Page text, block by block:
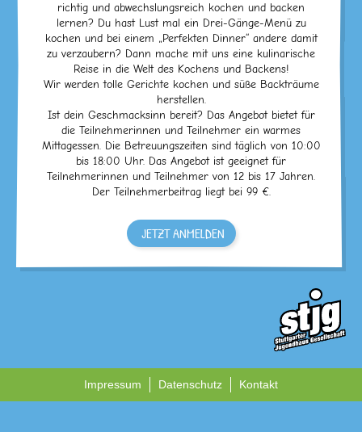
richtig und abwechslungsreich kochen und backen
lernen? Du hast Lust mal ein Drei-Gänge-Menü zu
kochen und bei einem „Perfekten Dinner“ andere damit
zu verzaubern? Dann mache mit uns eine kulinarische
Reise in die Welt des Kochens und Backens!
Wir werden tolle Gerichte kochen und süße Backträume
herstellen.
Ist dein Geschmacksinn bereit? Das Angebot bietet für
die Teilnehmerinnen und Teilnehmer ein warmes
Mittagessen. Die Betreuungszeiten sind täglich von 10:00
bis 18:00 Uhr. Das Angebot ist geeignet für
Teilnehmerinnen und Teilnehmer von 12 bis 17 Jahren.
Der Teilnehmerbeitrag liegt bei 99 €.
JETZT ANMELDEN
Impressum Datenschutz Kontakt